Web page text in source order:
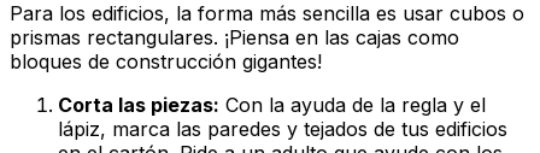
Para los edificios, la forma más sencilla es usar cubos o
prismas rectangulares. ¡Piensa en las cajas como
bloques de construcción gigantes!
Corta las piezas: Con la ayuda de la regla y el
lápiz, marca las paredes y tejados de tus edificios